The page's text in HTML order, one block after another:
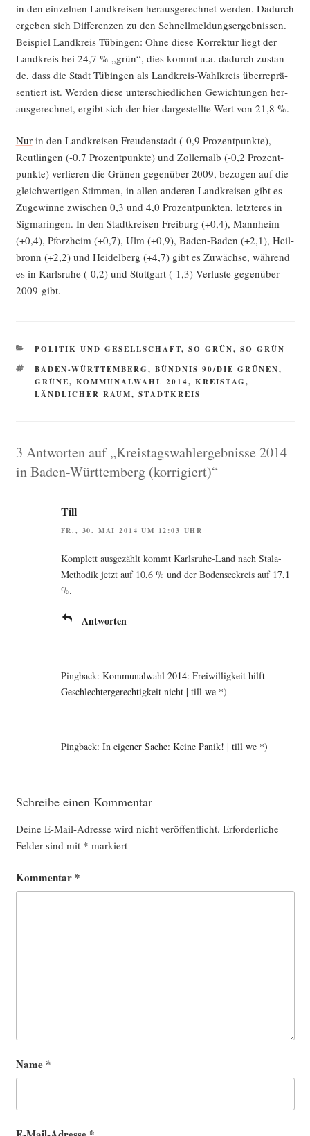
in den ein­zel­nen Land­krei­sen her­aus­ge­rech­net wer­den. Dadurch
erge­ben sich Dif­fe­ren­zen zu den Schnell­mel­dungs­er­geb­nis­sen.
Bei­spiel Land­kreis Tübin­gen: Ohne die­se Kor­rek­tur liegt der
Land­kreis bei 24,7 % „grün“, dies kommt u.a. dadurch zustan­
de, dass die Stadt Tübin­gen als Land­kreis-Wahl­kreis über­re­prä­
sen­tiert ist. Wer­den die­se unter­schied­li­chen Gewich­tun­gen her­
aus­ge­rech­net, ergibt sich der hier dar­ge­stell­te Wert von 21,8 %.
Nurin den Land­krei­sen Freu­den­stadt (-0,9 Pro­zent­punk­te),
Reut­lin­gen (-0,7 Pro­zent­punk­te) und Zol­lernalb (-0,2 Pro­zent­
punk­te) ver­lie­ren die Grü­nen gegen­über 2009, bezo­gen auf die
gleich­wer­ti­gen Stim­men, in allen ande­ren Land­krei­sen gibt es
Zuge­win­ne zwi­schen 0,3 und 4,0 Pro­zent­punk­ten, letz­te­res in
Sig­ma­rin­gen. In den Stadt­krei­sen Frei­burg (+0,4), Mann­heim
(+0,4), Pforz­heim (+0,7), Ulm (+0,9), Baden-Baden (+2,1), Heil­
bronn (+2,2) und Hei­del­berg (+4,7) gibt es Zuwäch­se, wäh­rend
es in Karls­ru­he (-0,2) und Stutt­gart (-1,3) Ver­lus­te gegen­über
2009 gibt.
KATEGORIEN
POLITIK UND GESELLSCHAFT, SO GRÜN, SO GRÜN
SCHLAGWÖRTER
BADEN-WÜRTTEMBERG, BÜNDNIS 90/DIE GRÜNEN,
GRÜNE, KOMMUNALWAHL 2014, KREISTAG,
LÄNDLICHER RAUM, STADTKREIS
3 Antworten auf „Kreistagswahlergebnisse 2014
in Baden-Württemberg (korrigiert)“
Till
FR., 30. MAI 2014 UM 12:03 UHR
Kom­plett aus­ge­zählt kommt Karls­ru­he-Land nach Sta­la-
Metho­dik jetzt auf 10,6 % und der Boden­see­kreis auf 17,1
%.
Antworten
Pingback: Kommunalwahl 2014: Freiwilligkeit hilft
Geschlechtergerechtigkeit nicht | till we *)
Pingback: In eigener Sache: Keine Panik! | till we *)
Schreibe einen Kommentar
Deine E-Mail-Adresse wird nicht veröffentlicht. Erforderliche
Felder sind mit * markiert
Kommentar *
Name *